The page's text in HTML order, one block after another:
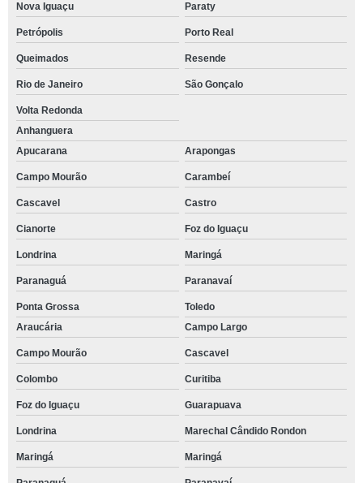
Nova Iguaçu Paraty
Petrópolis Porto Real
Queimados Resende
Rio de Janeiro São Gonçalo
Volta Redonda
Anhanguera
Apucarana
Arapongas
Campo Mourão Carambeí
Cascavel Castro
Cianorte Foz do Iguaçu
Londrina Maringá
Paranaguá Paranavaí
Ponta Grossa
Toledo
Araucária
Campo Largo
Campo Mourão Cascavel
Colombo Curitiba
Foz do Iguaçu Guarapuava
Londrina Marechal Cândido Rondon
Maringá Maringá